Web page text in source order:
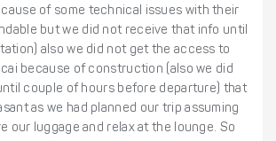
of some technical issues with their
but we did not receive that info until
also we did not get the access to
because of construction (also we did
couple of hours before departure) that
as we had planned our trip assuming
our luggage and relax at the lounge. So